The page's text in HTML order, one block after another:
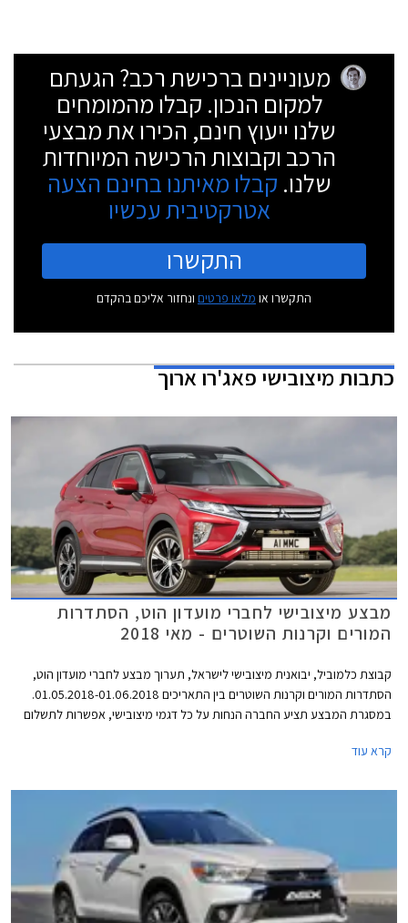
מעוניינים ברכישת רכב? הגעתם
למקום הנכון. קבלו מהמומחים
שלנו ייעוץ חינם, הכירו את מבצעי
הרכב וקבוצות הרכישה המיוחדות
שלנו. קבלו מאיתנו בחינם הצעה
אטרקטיבית עכשיו
התקשרו
התקשרו או מלאו פרטים ונחזור אליכם בהקדם
כתבותמיצובישי פאג'רו ארוך
מבצע מיצובישי לחברי מועדון הוט, הסתדרות
המורים וקרנות השוטרים - מאי 2018
קבוצת כלמוביל, יבואנית מיצובישי לישראל, תערוך מבצע לחברי מועדון הוט,
הסתדרות המורים וקרנות השוטרים בין התאריכים 01.05.2018-01.06.2018.
במסגרת המבצע תציע החברה הנחות על כל דגמי מיצובישי, אפשרות לתשלום
קרא עוד